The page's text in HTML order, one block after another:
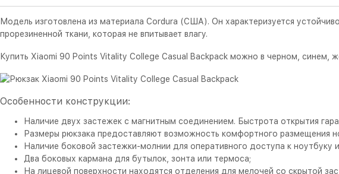
Модель изготовлена из материала Cordura (США). Он характеризуется
прорезиненной ткани, которая не впитывает влагу.
Купить Xiaomi 90 Points Vitality College Casual Backpack можно в черном, синем,
Особенности конструкции:
Наличие двух застежек с магнитным соединением. Быстрота открытия
Размеры рюкзака предоставляют возможность комфортного размещения
Наличие боковой застежки-молнии для оперативного доступа к ноутбуку
Два боковых кармана для бутылок, зонта или термоса;
На лицевой поверхности находятся отделения для мелочей со скрытой